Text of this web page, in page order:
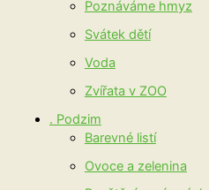
Poznáváme hmyz
Svátek dětí
Voda
Zvířata v ZOO
. Podzim
Barevné listí
Ovoce a zelenina